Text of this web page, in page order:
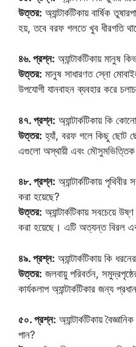
উত্তর: অ্যান্টার্কটিকায় বার্ষিক
হয়, তবে বরফ গলতে খুব ধীরগতি
৪৬. প্রশ্ন: অ্যান্টার্কটিকায় মানুষ
উত্তর: মানুষ সাধারণত স্নো
উপযোগী যানবাহন ব্যবহার করে
৪৭. প্রশ্ন: অ্যান্টার্কটিকায় কি
উত্তর: হ্যাঁ, বরফ গলে কিছু ছোট
এগুলো অস্থায়ী এবং
৪৮. প্রশ্ন: অ্যান্টার্কটিকায়
করা হয়েছে?
উত্তর: অ্যান্টার্কটিকায় সবচেয়ে
করা হয়েছে। এটি অত্যন্ত বিরল
৪৯. প্রশ্ন: অ্যান্টার্কটিকায় কি
উত্তর: জলবায়ু পরিবর্তন,
কার্যকলাপ অ্যান্টার্কটিকার জন্য
৫০. প্রশ্ন: অ্যান্টার্কটিকায়
পান?